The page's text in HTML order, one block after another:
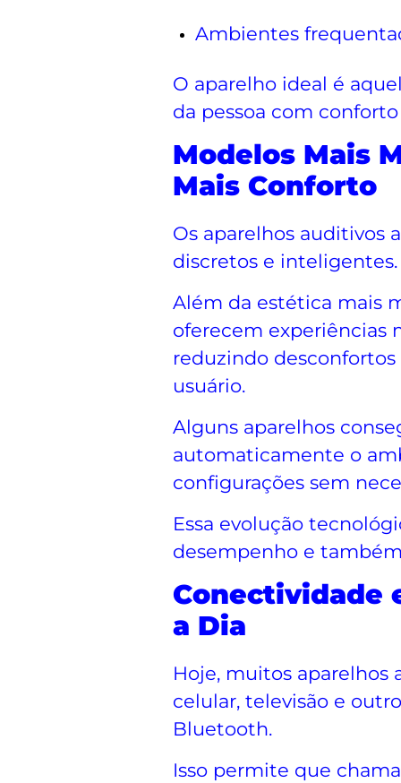
Ambientes
O aparelho ideal é
da pessoa com
Modelos Mais
Mais Conforto
Os aparelhos auditivos
discretos e inteligentes.
Além da estética mais
oferecem experiências
reduzindo
usuário.
Alguns aparelhos
automaticamente o
configurações sem
Essa evolução
desempenho e
Conectividade
a Dia
Hoje, muitos aparelhos
celular, televisão e
Bluetooth.
Isso permite que